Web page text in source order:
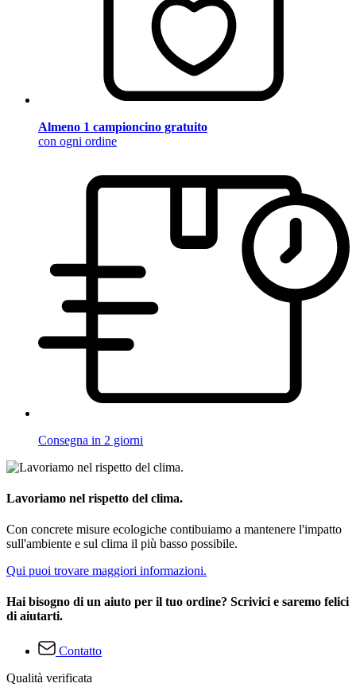
Almeno 1 campioncino gratuito
con ogni ordine
Consegna in 2 giorni
Lavoriamo nel rispetto del clima.
Con concrete misure ecologiche contibuiamo a mantenere l'impatto
sull'ambiente e sul clima il più basso possibile.
Qui puoi trovare maggiori informazioni.
Hai bisogno di un aiuto per il tuo ordine? Scrivici e saremo felici
di aiutarti.
Contatto
Qualità verificata